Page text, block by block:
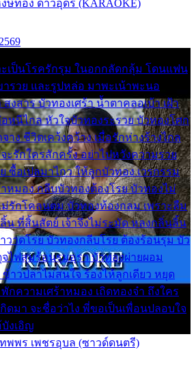
ษ์ทอง ดาวอุดร (KARAOKE)
ะเป็นโรครักรุม ในอกกลัดกลุ้ม โดนแฟน
ารวย และรูปหล่อ มาพะเน้าพะนอ
สงสาร บัวทองเศร้า น้ำตาคลอเบ้า เฝ้า
หนีไกล หัวใจบัวทองระรวย บัวทองโศก
าง ชีวิตเคว้งคว้าง เมื่อรักห่างร้างไกล
ะรักใครสักครั้ง อย่าไปหวังความรวย
ซื้อเปลมาไกว ให้ลูกบัวทอง เวรกรรม
หมอง กลีบบัวทองต้องโรย บัวทองไม่
ม่รักโคลนตม บัวทองท้องกลม เพราะลืม
น ที่สิ้นสัตย์ เจ้าจึงไม่ระมัด หลงกลิ่นลิ้น
วาดโรย บัวทองกลีบโรย ต้องร้อนรุม บัว
ไฟสุมร้อนรุมอุรา บัวทองผ่ายผอม
าวปลาไม่สนใจ ร้องไห้ลูกเดียว หยุด
พักความเศร้าหมอง เถิดทองจ๋า ถึงใคร
กิดมา จะชื่อว่าไง พี่ขอเป็นเพื่อนปลอบใจ
งเอิญ
พพร เพชรอุบล (ซาวด์ดนตรี)